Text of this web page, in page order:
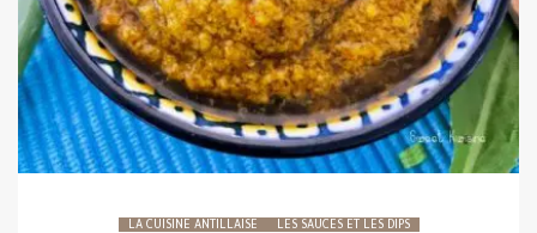
LA CUISINE ANTILLAISE LES SAUCES ET LES DIPS